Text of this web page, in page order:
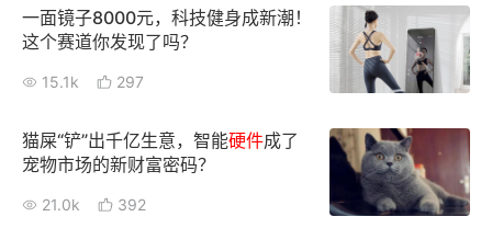
商家社区 社群交流
合作共进
认证服务商
有赞云
一面镜子8000元，科技健身成新潮！
这个赛道你发现了吗？
15.1k 297
猫屎“铲”出千亿生意，智能硬件成了
宠物市场的新财富密码？
21.0k 392